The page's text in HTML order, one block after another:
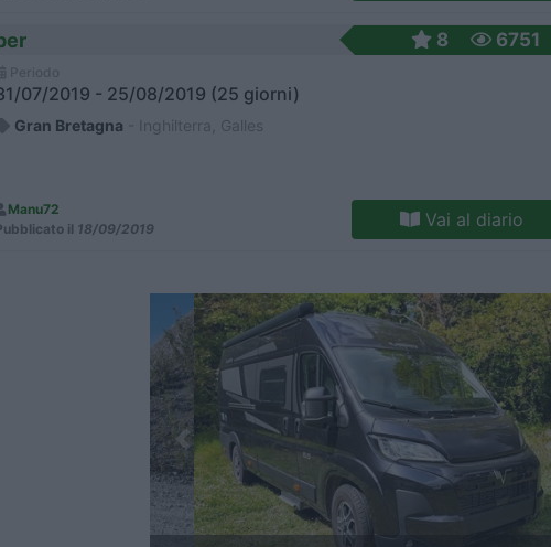
8 6751
07/2019 - 25/08/2019 (25 giorni)
Gran Bretagna - Inghilterra, Galles
Manu72
il 18/09/2019 Vai al diario
Previous